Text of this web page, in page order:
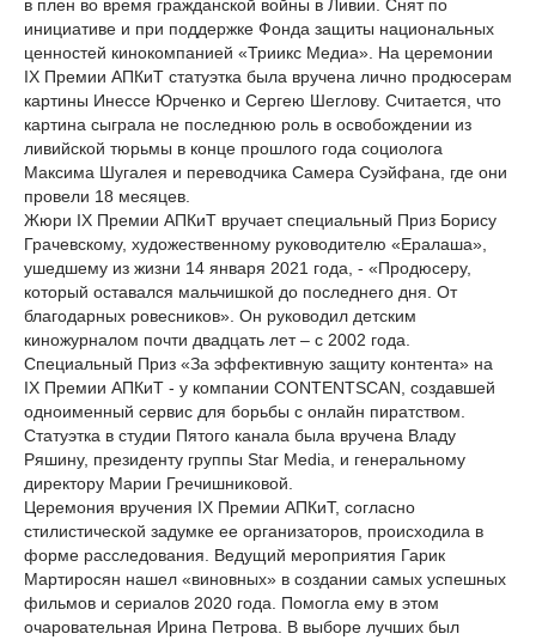
в плен во время гражданской войны в Ливии. Снят по
инициативе и при поддержке Фонда защиты национальных
ценностей кинокомпанией «Триикс Медиа». На церемонии
IX Премии АПКиТ статуэтка была вручена лично продюсерам
картины Инессе Юрченко и Сергею Шеглову. Считается, что
картина сыграла не последнюю роль в освобождении из
ливийской тюрьмы в конце прошлого года социолога
Максима Шугалея и переводчика Самера Суэйфана, где они
провели 18 месяцев.
Жюри IX Премии АПКиТ вручает специальный Приз Борису
Грачевскому, художественному руководителю «Ералаша»,
ушедшему из жизни 14 января 2021 года, - «Продюсеру,
который оставался мальчишкой до последнего дня. От
благодарных ровесников». Он руководил детским
киножурналом почти двадцать лет – с 2002 года.
Специальный Приз «За эффективную защиту контента» на
IX Премии АПКиТ - у компании CONTENTSCAN, создавшей
одноименный сервис для борьбы с онлайн пиратством.
Статуэтка в студии Пятого канала была вручена Владу
Ряшину, президенту группы Star Media, и генеральному
директору Марии Гречишниковой.
Церемония вручения IX Премии АПКиТ, согласно
стилистической задумке ее организаторов, происходила в
форме расследования. Ведущий мероприятия Гарик
Мартиросян нашел «виновных» в создании самых успешных
фильмов и сериалов 2020 года. Помогла ему в этом
очаровательная Ирина Петрова. В выборе лучших был